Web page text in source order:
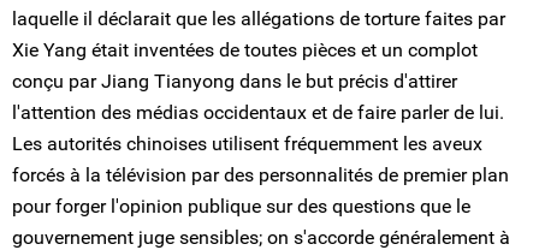
laquelle il déclarait que les allégations de torture faites par
Xie Yang était inventées de toutes pièces et un complot
conçu par Jiang Tianyong dans le but précis d'attirer
l'attention des médias occidentaux et de faire parler de lui.
Les autorités chinoises utilisent fréquemment les aveux
forcés à la télévision par des personnalités de premier plan
pour forger l'opinion publique sur des questions que le
gouvernement juge sensibles; on s'accorde généralement à